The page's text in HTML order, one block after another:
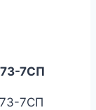
7СП
7СП